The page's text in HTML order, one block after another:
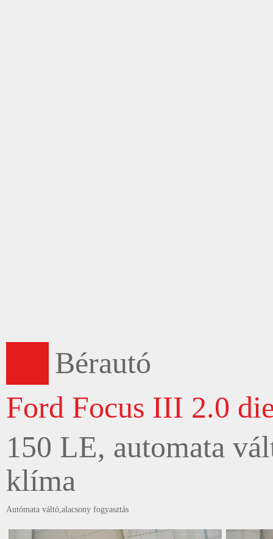
Bérautó
Ford Focus III 2.0
150 LE, automata
klíma
Autómata váltó,alacsony fogyasztás